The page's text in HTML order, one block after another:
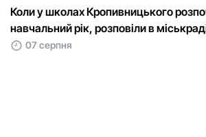
Коли у школах Кропивницького
навчальний рік, розповіли в
07 серпня